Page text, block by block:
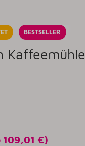
BESTSELLER
Kaffeemühle
109,01 €)